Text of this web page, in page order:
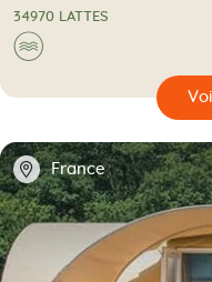
34970 LATTES
Au bord de
🌊
🔍
📍 France